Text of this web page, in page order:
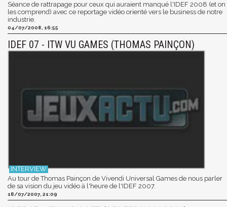
Séance de rattrapage pour ceux qui auraient manqué l'IDEF 2008 (et on
les comprend) avec ce reportage vidéo orienté vers le business de notre
industrie.
04/07/2008, 16:55
IDEF 07 - ITW VU GAMES (THOMAS PAINÇON)
Au tour de Thomas Painçon de Vivendi Universal Games de nous parler
de sa vision du jeu vidéo à l'heure de l'IDEF 2007.
18/07/2007, 21:09